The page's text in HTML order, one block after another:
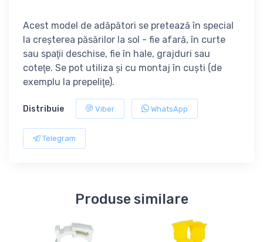
Acest model de adăpători se pretează în special
la creşterea păsărilor la sol - fie afară, în curte
sau spaţii deschise, fie în hale, grajduri sau
coteţe. Se pot utiliza şi cu montaj în cuşti (de
exemplu la prepeliţe).
Distribuie Viber WhatsApp
Telegram
Produse similare